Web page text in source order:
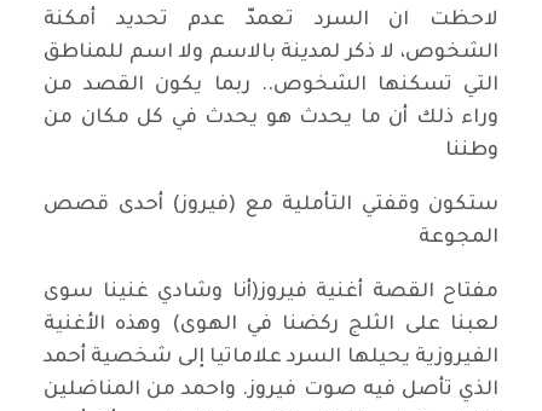
لاحظت ان السرد تعمدّ عدم تحديد أمكنة
الشخوص، لا ذكر لمدينة بالاسم ولا اسم للمناطق
التي تسكنها الشخوص.. ربما يكون القصد من
وراء ذلك أن ما يحدث هو يحدث في كل مكان من
وطننا
ستكون وقفتي التأملية مع (فيروز) أحدى قصص
المجوعة
مفتاح القصة أغنية فيروز(أنا وشادي غنينا سوى
لعبنا على الثلج ركضنا في الهوى) وهذه الأغنية
الفيروزية يحيلها السرد علاماتيا إلى شخصية أحمد
الذي تأصل فيه صوت فيروز. واحمد من المناضلين